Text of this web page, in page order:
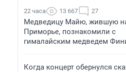
22 часа 13 667 27
Медведицу Майю, жившую
Приморье, познакомили с
гималайским медведем
Когда концерт обернулся